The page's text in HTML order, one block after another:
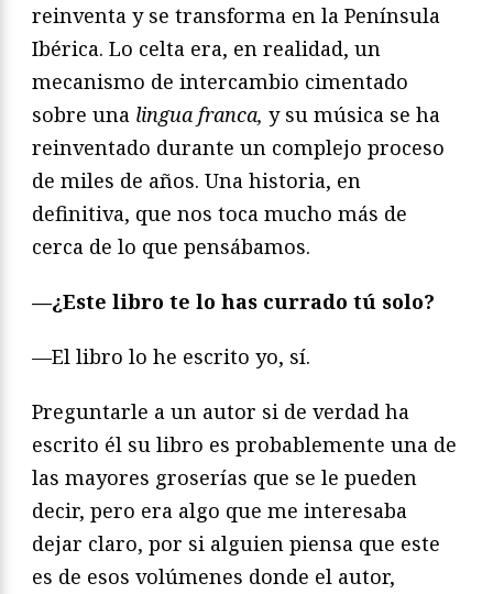
reinventa y se transforma en la Península
Ibérica. Lo celta era, en realidad, un
mecanismo de intercambio cimentado
sobre una lingua franca, y su música se ha
reinventado durante un complejo proceso
de miles de años. Una historia, en
definitiva, que nos toca mucho más de
cerca de lo que pensábamos.
—¿Este libro te lo has currado tú solo?
—El libro lo he escrito yo, sí.
Preguntarle a un autor si de verdad ha
escrito él su libro es probablemente una de
las mayores groserías que se le pueden
decir, pero era algo que me interesaba
dejar claro, por si alguien piensa que este
es de esos volúmenes donde el autor,